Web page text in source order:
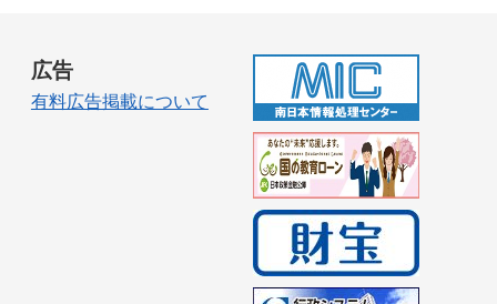
広告
有料広告掲載について